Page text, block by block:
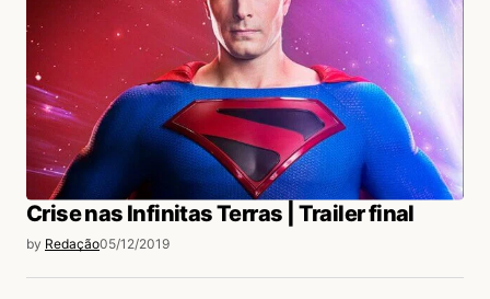
Crise nas Infinitas Terras | Trailer final
by Redação05/12/2019